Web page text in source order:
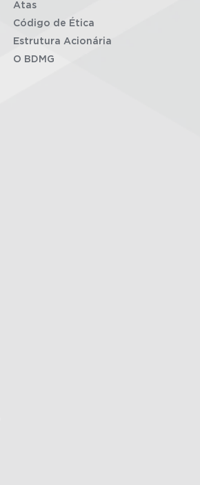
Atas
Código de Ética
Estrutura Acionária
O BDMG